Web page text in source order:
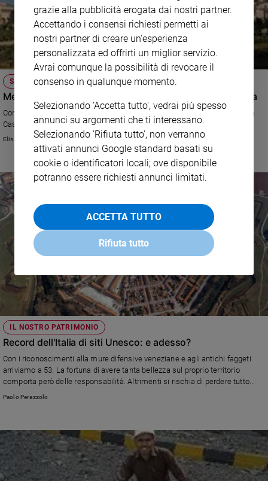
STASERA IN TV
Meraviglie di Alberto Angela, guida alla seconda puntata
Continua il viaggio di Alberto Angela nell'Italia patrimonio dell'umanità: da
Caserta ad Assisi, passando per le Langhe.
Elisa Chiari
IL NOSTRO PATRIMONIO
Record dell'Italia di siti Unesco: e adesso?
Con i riconoscimenti alla mure difensive veneziane e agli antichi faggeti
arriviamo a 53. La fortuna di avere tanta bellezza sul proprio territorio
comporta però delle responsabilità. Altrimenti si rischia di perdere tutto...
Paolo Perazzolo
grazie alla pubblicità erogata dai nostri partner.
Accettando i consensi richiesti permetti ai
nostri partner di creare un'esperienza
personalizzata ed offrirti un miglior servizio.
Avrai comunque la possibilità di revocare il
consenso in qualunque momento.
Selezionando 'Accetta tutto', vedrai più spesso
annunci su argomenti che ti interessano.
Selezionando 'Rifiuta tutto', non verranno
attivati annunci Google standard basati su
cookie o identificatori locali; ove disponibile
potranno essere richiesti annunci limitati.
ACCETTA TUTTO
Rifiuta tutto